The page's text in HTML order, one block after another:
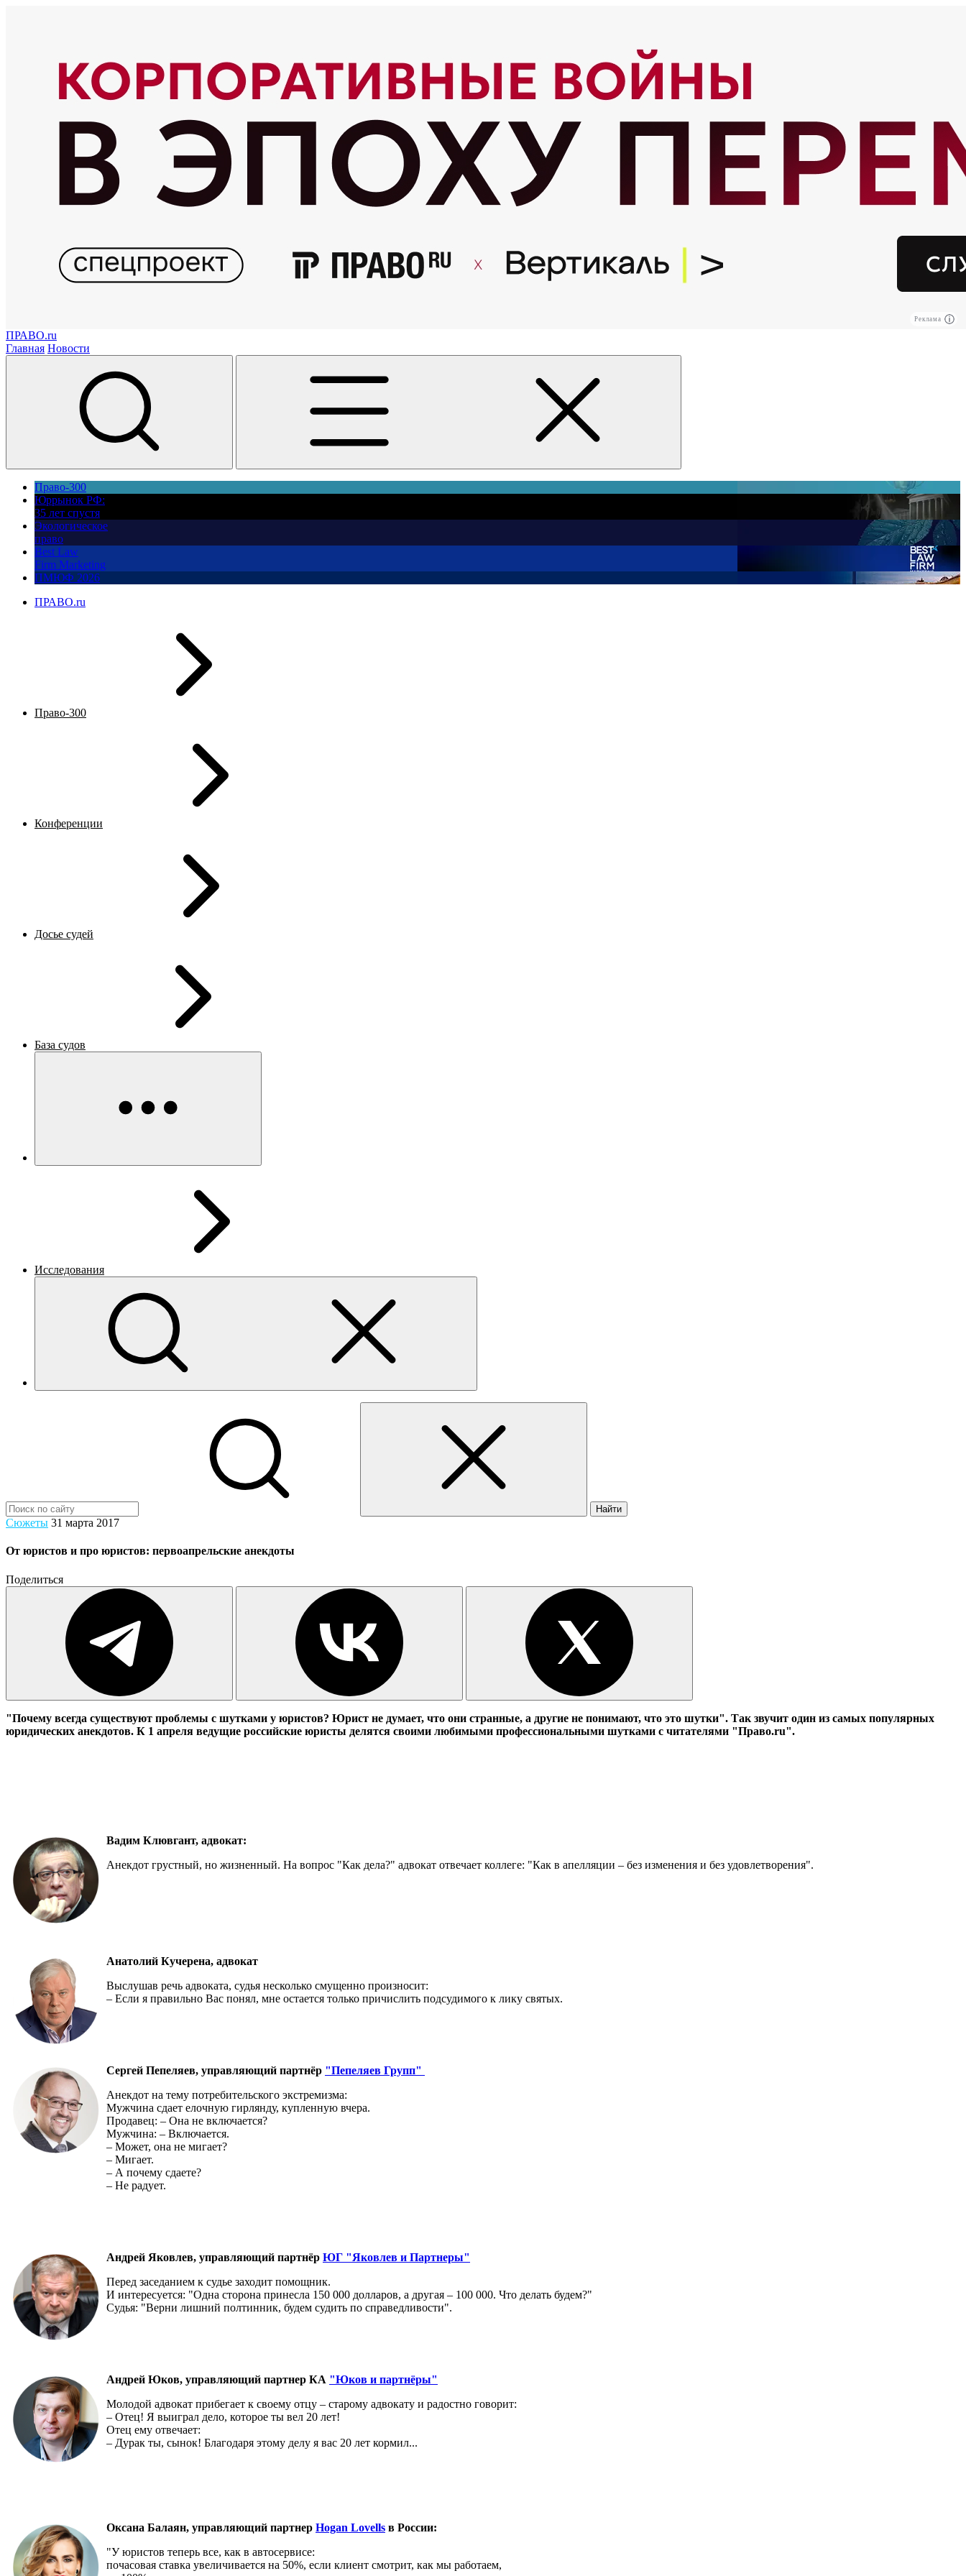
Реклама
ПРАВО.ru
Главная Новости
Право-300
Юррынок РФ:
35 лет спустя
Экологическое
право
Best Law
Firm Marketing
ПМЮФ 2026
ПРАВО.ru
Право-300
Конференции
Досье судей
База судов
Исследования
Найти
Сюжеты 31 марта 2017
От юристов и про юристов: первоапрельские анекдоты
Поделиться
"Почему всегда существуют проблемы с шутками у юристов? Юрист не думает, что они странные, а другие не понимают, что это шутки". Так звучит один из самых популярных
юридических анекдотов. К 1 апреля ведущие российские юристы делятся своими любимыми профессиональными шутками с читателями "Право.ru".
Вадим Клювгант, адвокат:
Анекдот грустный, но жизненный. На вопрос "Как дела?" адвокат отвечает коллеге: "Как в апелляции – без изменения и без удовлетворения".
Анатолий Кучерена, адвокат
Выслушав речь адвоката, судья несколько смущенно произносит:
– Если я правильно Вас понял, мне остается только причислить подсудимого к лику святых.
Сергей Пепеляев, управляющий партнёр "Пепеляев Групп"
Анекдот на тему потребительского экстремизма:
Мужчина сдает елочную гирлянду, купленную вчера.
Продавец: – Она не включается?
Мужчина: – Включается.
– Может, она не мигает?
– Мигает.
– А почему сдаете?
– Не радует.
Андрей Яковлев, управляющий партнёр ЮГ "Яковлев и Партнеры"
Перед заседанием к судье заходит помощник.
И интересуется: "Одна сторона принесла 150 000 долларов, а другая – 100 000. Что делать будем?"
Судья: "Верни лишний полтинник, будем судить по справедливости".
Андрей Юков, управляющий партнер КА "Юков и партнёры"
Молодой адвокат прибегает к своему отцу – старому адвокату и радостно говорит:
– Отец! Я выиграл дело, которое ты вел 20 лет!
Отец ему отвечает:
– Дурак ты, сынок! Благодаря этому делу я вас 20 лет кормил...
Оксана Балаян, управляющий партнер Hogan Lovells в России:
"У юристов теперь все, как в автосервисе:
почасовая ставка увеличивается на 50%, если клиент смотрит, как мы работаем,